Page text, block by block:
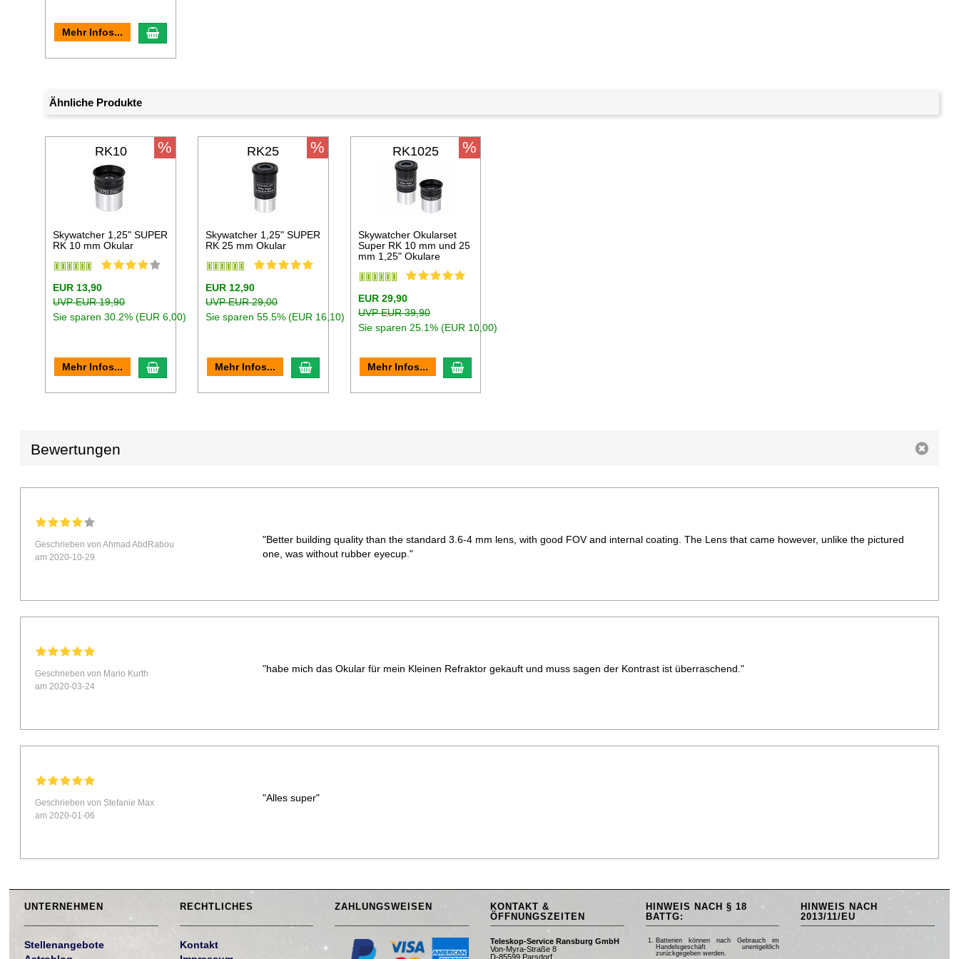
Mehr Infos... In den Warenkorb
Ähnliche Produkte
RK10
Skywatcher 1,25" SUPER
RK 10 mm Okular
EUR 13,90
UVP EUR 19,90
Sie sparen 30.2% (EUR 6,00)
Mehr Infos... In den Warenkorb
% RK25
Skywatcher 1,25" SUPER
RK 25 mm Okular
EUR 12,90
UVP EUR 29,00
Sie sparen 55.5% (EUR 16,10)
Mehr Infos... In den Warenkorb
% RK1025
Skywatcher Okularset
Super RK 10 mm und 25
mm 1,25" Okulare
EUR 29,90
UVP EUR 39,90
Sie sparen 25.1% (EUR 10,00)
Mehr Infos... In den Warenkorb
%
Bewertungen
Geschrieben von Ahmad AbdRabou
am 2020-10-29
"Better building quality than the standard 3.6-4 mm lens, with good FOV and internal coating. The Lens that came however, unlike the pictured
one, was without rubber eyecup."
Geschrieben von Mario Kurth
am 2020-03-24
"habe mich das Okular für mein Kleinen Refraktor gekauft und muss sagen der Kontrast ist überraschend."
Geschrieben von Stefanie Max
am 2020-01-06
"Alles super"
UNTERNEHMEN
Stellenangebote
RECHTLICHES
Kontakt
ZAHLUNGSWEISEN
KONTAKT &
ÖFFNUNGSZEITEN
Teleskop-Service Ransburg GmbH
Von-Myra-Straße 8
D-85599 Parsdorf
HINWEIS NACH § 18
BATTG:
Batterien können nach Gebrauch im
Handelsgeschäft unentgeltlich
zurückgegeben werden.
HINWEIS NACH
2013/11/EU